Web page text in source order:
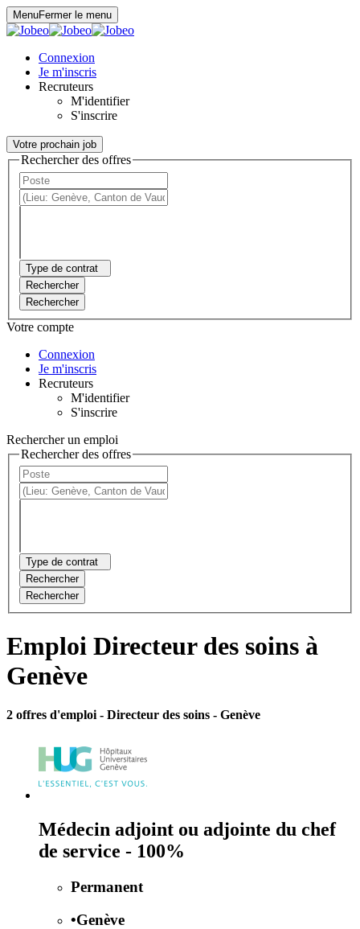
MenuFermer le menu
Connexion
Je m'inscris
Recruteurs
M'identifier
S'inscrire
Votre prochain job
Rechercher des offres
Type de contrat
Rechercher
Rechercher
Votre compte
Connexion
Je m'inscris
Recruteurs
M'identifier
S'inscrire
Rechercher un emploi
Rechercher des offres
Type de contrat
Rechercher
Rechercher
Emploi Directeur des soins à
Genève
2 offres d'emploi - Directeur des soins - Genève
Médecin adjoint ou adjointe du chef
de service - 100%
Permanent
•Genève
Panneau de gestion des cookies